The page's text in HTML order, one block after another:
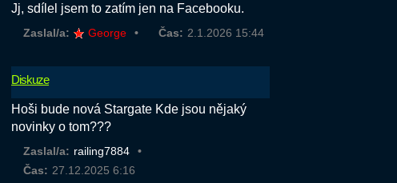
Jj, sdílel jsem to zatím jen na Facebooku.
Zaslal/a: George Čas: 2.1.2026 15:44
Diskuze
Hoši bude nová Stargate Kde jsou nějaký
novinky o tom???
Zaslal/a: railing7884
Čas: 27.12.2025 6:16